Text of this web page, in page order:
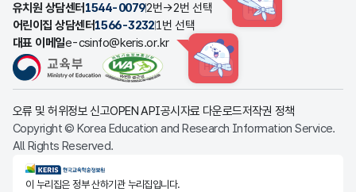
유치원 상담센터 1544-00792번→2번 선택 HINT
어린이집 상담센터1566-32321번 선택
대표 이메일e-csinfo@keris.or.kr
HINT
오류 및 허위정보 신고OPEN API공시자료 다운로드저작권 정책
Copyright © Korea Education and Research Information Service.
All Rights Reserved.
KERIS한국교육학술정보원
이 누리집은 정부 산하기관 누리집입니다.